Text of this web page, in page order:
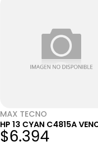
MAX TECNO
HP 13 CYAN C4815A
$6.394